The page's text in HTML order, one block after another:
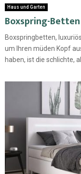
Haus und Garten
Boxspring-
Boxspringbetten,
um Ihren müden Kopf
haben, ist die schlichte,